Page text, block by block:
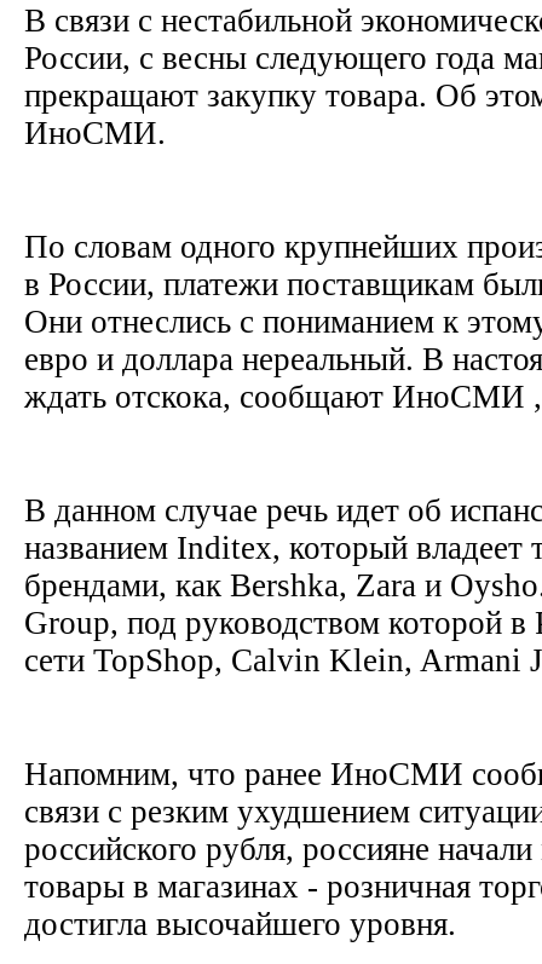
В связи с нестабильной
России, с весны следующего года
прекращают закупку товара. Об
ИноСМИ.
По словам одного крупнейших
в России, платежи поставщикам
Они отнеслись с пониманием к
евро и доллара нереальный. В
ждать отскока, сообщают ИноСМИ
В данном случае речь идет об
названием Inditex, который владеет
брендами, как Bershka, Zara и
Group, под руководством которой в
сети TopShop, Calvin Klein, Armani
Напомним, что ранее ИноСМИ
связи с резким ухудшением
российского рубля, россияне
товары в магазинах - розничная
достигла высочайшего уровня.